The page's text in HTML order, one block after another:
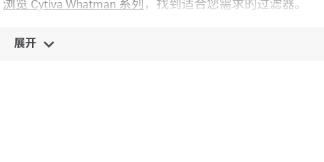
浏览 Cytiva Whatman 系列 ，找到适合您需求的过滤器。
展开